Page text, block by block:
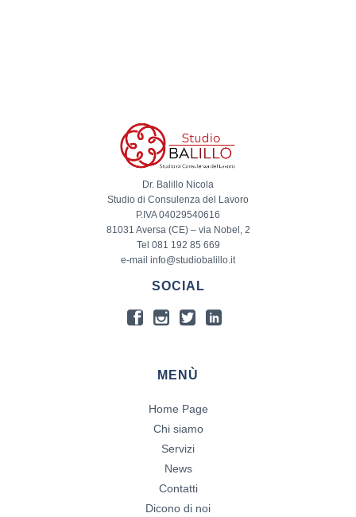
Dr. Balillo Nicola
Studio di Consulenza del Lavoro
P.IVA 04029540616
81031 Aversa (CE) – via Nobel, 2
Tel 081 192 85 669
e-mail info@studiobalillo.it
SOCIAL
MENÙ
Home Page
Chi siamo
Servizi
News
Contatti
Dicono di noi